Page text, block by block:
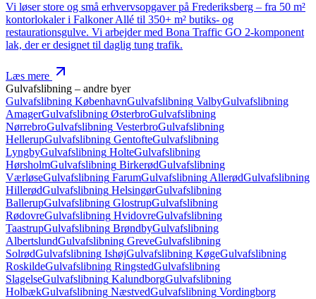
Vi løser store og små erhvervsopgaver på Frederiksberg – fra 50 m²
kontorlokaler i Falkoner Allé til 350+ m² butiks- og
restaurationsgulve. Vi arbejder med Bona Traffic GO 2‑komponent
lak, der er designet til daglig tung trafik.
Læs mere
Gulvafslibning – andre byer
Gulvafslibning KøbenhavnGulvafslibning ValbyGulvafslibning
AmagerGulvafslibning ØsterbroGulvafslibning
NørrebroGulvafslibning VesterbroGulvafslibning
HellerupGulvafslibning GentofteGulvafslibning
LyngbyGulvafslibning HolteGulvafslibning
HørsholmGulvafslibning BirkerødGulvafslibning
VærløseGulvafslibning FarumGulvafslibning AllerødGulvafslibning
HillerødGulvafslibning HelsingørGulvafslibning
BallerupGulvafslibning GlostrupGulvafslibning
RødovreGulvafslibning HvidovreGulvafslibning
TaastrupGulvafslibning BrøndbyGulvafslibning
AlbertslundGulvafslibning GreveGulvafslibning
SolrødGulvafslibning IshøjGulvafslibning KøgeGulvafslibning
RoskildeGulvafslibning RingstedGulvafslibning
SlagelseGulvafslibning KalundborgGulvafslibning
HolbækGulvafslibning NæstvedGulvafslibning Vordingborg